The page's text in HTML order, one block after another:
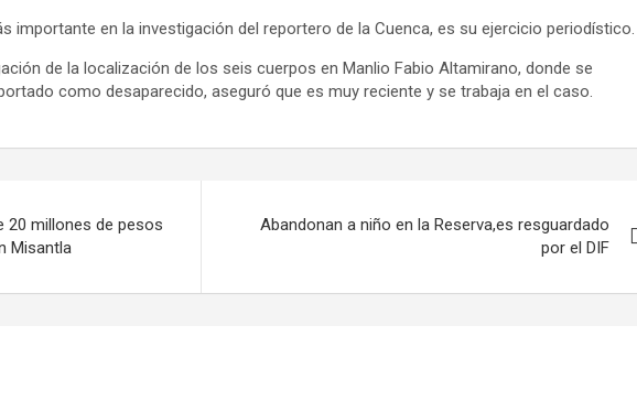
importante en la investigación del reportero de la Cuenca, es su ejercicio periodístico.
de la localización de los seis cuerpos en Manlio Fabio Altamirano, donde se
como desaparecido, aseguró que es muy reciente y se trabaja en el caso.
20 millones de pesos
Misantla
Abandonan a niño en la Reserva,es resguardado
por el DIF